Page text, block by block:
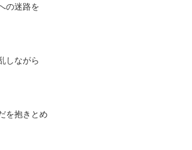
の迷路を
しながら
を抱きとめ